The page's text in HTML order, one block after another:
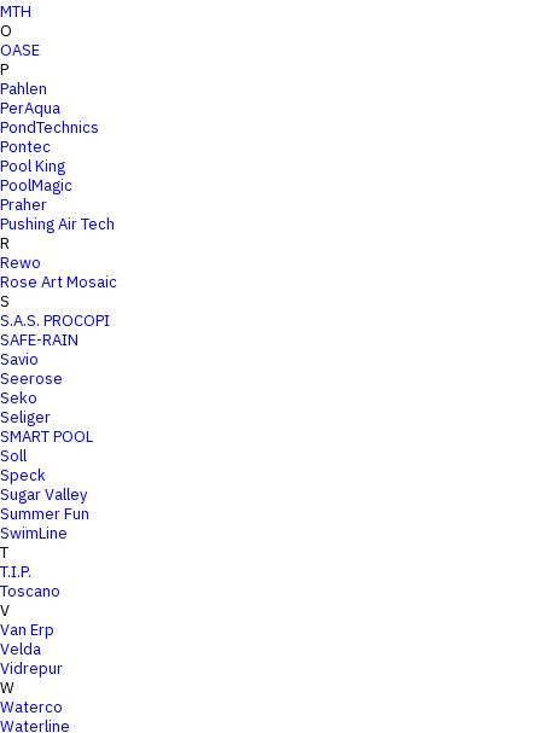
MTH
O
OASE
P
Pahlen
PerAqua
PondTechnics
Pontec
Pool King
PoolMagic
Praher
Pushing Air Tech
R
Rewo
Rose Art Mosaic
S
S.A.S. PROCOPI
SAFE-RAIN
Savio
Seerose
Seko
Seliger
SMART POOL
Soll
Speck
Sugar Valley
Summer Fun
SwimLine
T
T.I.P.
Toscano
V
Van Erp
Velda
Vidrepur
W
Waterco
Waterline